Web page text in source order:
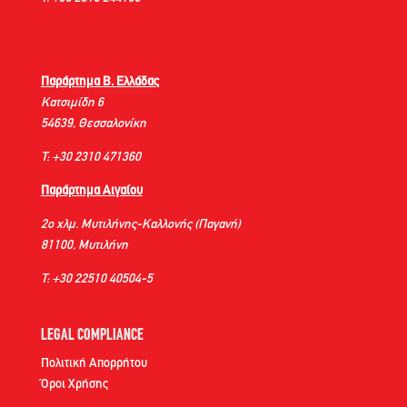
Παράρτημα Β. Ελλάδας
Κατσιμίδη 6
54639, Θεσσαλονίκη
Τ: +30 2310 471360
Παράρτημα Αιγαίου
2ο χλμ. Μυτιλήνης-Καλλονής (Παγανή)
81100, Μυτιλήνη
Τ: +30 22510 40504-5
LEGAL COMPLIANCE
Πολιτική Απορρήτου
Όροι Χρήσης